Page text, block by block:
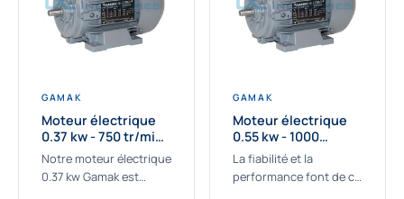
GAMAK
Moteur électrique
0.37 kw - 750 tr/min -
230/400V - IE3
Notre moteur électrique
0.37 kw Gamak est
GAMAK
Moteur électrique
0.55 kw - 1000
Tr/min - 230/400V -
IE2
La fiabilité et la
performance font de ce